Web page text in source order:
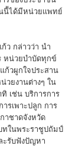
นี้ได้มีหน่วยแพทย์
ว กล่าวว่า นำ
หน่วยบำบัดทุกข์
ก้วผูกใจประสาน
วยงานต่างๆ ใน
เช่น บริการการ
รเพาะปลูก การ
าชาดจังหวัด
ในพระราชูปถัมป์
ะรับฟังปัญหา